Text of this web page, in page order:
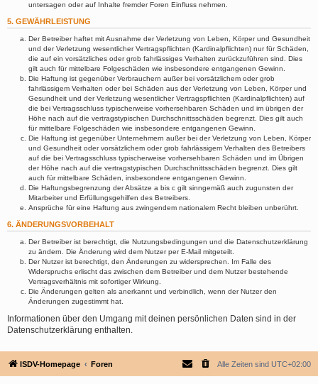
untersagen oder auf Inhalte fremder Foren Einfluss nehmen.
5. GEWÄHRLEISTUNG
Der Betreiber haftet mit Ausnahme der Verletzung von Leben, Körper und Gesundheit
und der Verletzung wesentlicher Vertragspflichten (Kardinalpflichten) nur für Schäden,
die auf ein vorsätzliches oder grob fahrlässiges Verhalten zurückzuführen sind. Dies
gilt auch für mittelbare Folgeschäden wie insbesondere entgangenen Gewinn.
Die Haftung ist gegenüber Verbrauchern außer bei vorsätzlichem oder grob
fahrlässigem Verhalten oder bei Schäden aus der Verletzung von Leben, Körper und
Gesundheit und der Verletzung wesentlicher Vertragspflichten (Kardinalpflichten) auf
die bei Vertragsschluss typischerweise vorhersehbaren Schäden und im übrigen der
Höhe nach auf die vertragstypischen Durchschnittsschäden begrenzt. Dies gilt auch
für mittelbare Folgeschäden wie insbesondere entgangenen Gewinn.
Die Haftung ist gegenüber Unternehmern außer bei der Verletzung von Leben, Körper
und Gesundheit oder vorsätzlichem oder grob fahrlässigem Verhalten des Betreibers
auf die bei Vertragsschluss typischerweise vorhersehbaren Schäden und im Übrigen
der Höhe nach auf die vertragstypischen Durchschnittsschäden begrenzt. Dies gilt
auch für mittelbare Schäden, insbesondere entgangenen Gewinn.
Die Haftungsbegrenzung der Absätze a bis c gilt sinngemäß auch zugunsten der
Mitarbeiter und Erfüllungsgehilfen des Betreibers.
Ansprüche für eine Haftung aus zwingendem nationalem Recht bleiben unberührt.
6. ÄNDERUNGSVORBEHALT
Der Betreiber ist berechtigt, die Nutzungsbedingungen und die Datenschutzerklärung
zu ändern. Die Änderung wird dem Nutzer per E-Mail mitgeteilt.
Der Nutzer ist berechtigt, den Änderungen zu widersprechen. Im Falle des
Widerspruchs erlischt das zwischen dem Betreiber und dem Nutzer bestehende
Vertragsverhältnis mit sofortiger Wirkung.
Die Änderungen gelten als anerkannt und verbindlich, wenn der Nutzer den
Änderungen zugestimmt hat.
Informationen über den Umgang mit deinen persönlichen Daten sind in der
Datenschutzerklärung enthalten.
ISDV-Homepage Foren Alle Zeiten sind UTC+02:00